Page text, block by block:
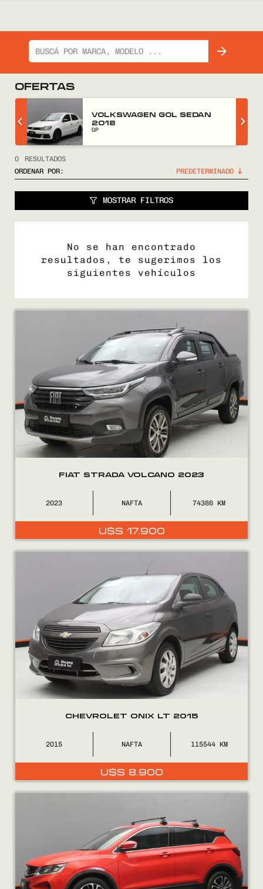
COMPRÁ
VENDÉ
FINANCIÁ
NOSOTROS
CONTACTO
OFERTAS
VOLKSWAGEN GOL SEDAN
2018
GP
0
RESULTADOS
ORDENAR POR:
MOSTRAR FILTROS
No se han encontrado
resultados, te sugerimos los
siguientes vehículos
FIAT STRADA VOLCANO 2023
2023 NAFTA 74386
U$S 17.900
CHEVROLET ONIX LT 2015
2015 NAFTA 115544
U$S 8.900